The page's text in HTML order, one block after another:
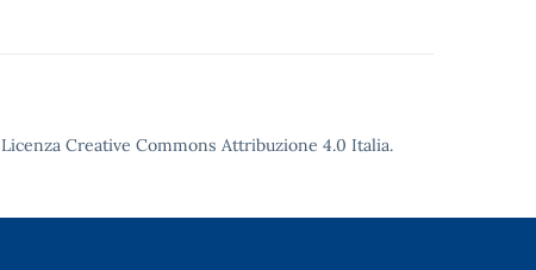
Licenza Creative Commons Attribuzione 4.0 Italia.